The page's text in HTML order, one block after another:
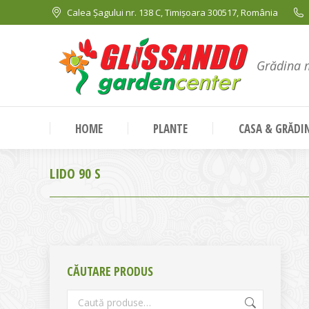
Calea Șagului nr. 138 C, Timișoara 300517, România
Grădina
HOME PLANTE CASA &
LIDO 90 S
CĂUTARE PRODUS